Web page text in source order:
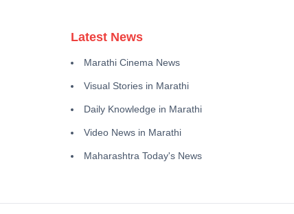
Latest News
Marathi Cinema News
Visual Stories in Marathi
Daily Knowledge in Marathi
Video News in Marathi
Maharashtra Today's News